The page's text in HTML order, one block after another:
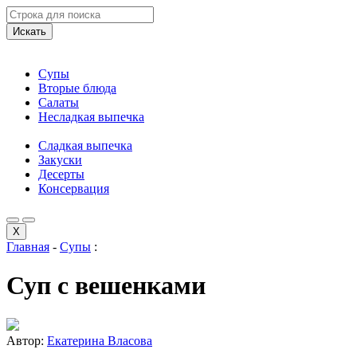
Искать
Супы
Вторые блюда
Салаты
Несладкая выпечка
Сладкая выпечка
Закуски
Десерты
Консервация
X
Главная - Супы :
Суп с вешенками
Автор: Екатерина Власова